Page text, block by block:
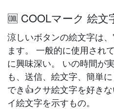
🆒 COOLマーク 絵文
涼しいボタンの絵文字は
ます。 一般的に使用され
に興味深い。 いの時間が
も、送信、絵文字、簡単
でき👍クサ絵文字を好き
イ絵文字を示すもの。